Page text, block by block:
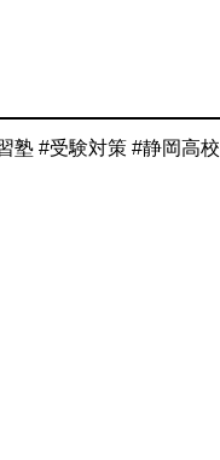
塾 #受験対策 #静岡高校